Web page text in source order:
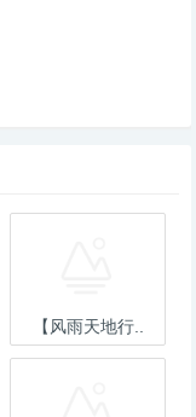
【风雨天地行..